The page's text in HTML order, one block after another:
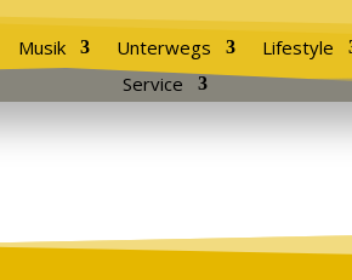
Musik Unterwegs Lifestyle
Service